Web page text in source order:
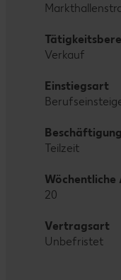
Verkauf
Einstiegsart
Teilzeit
Wöchentliche
20
Vertragsart
Unbefristet